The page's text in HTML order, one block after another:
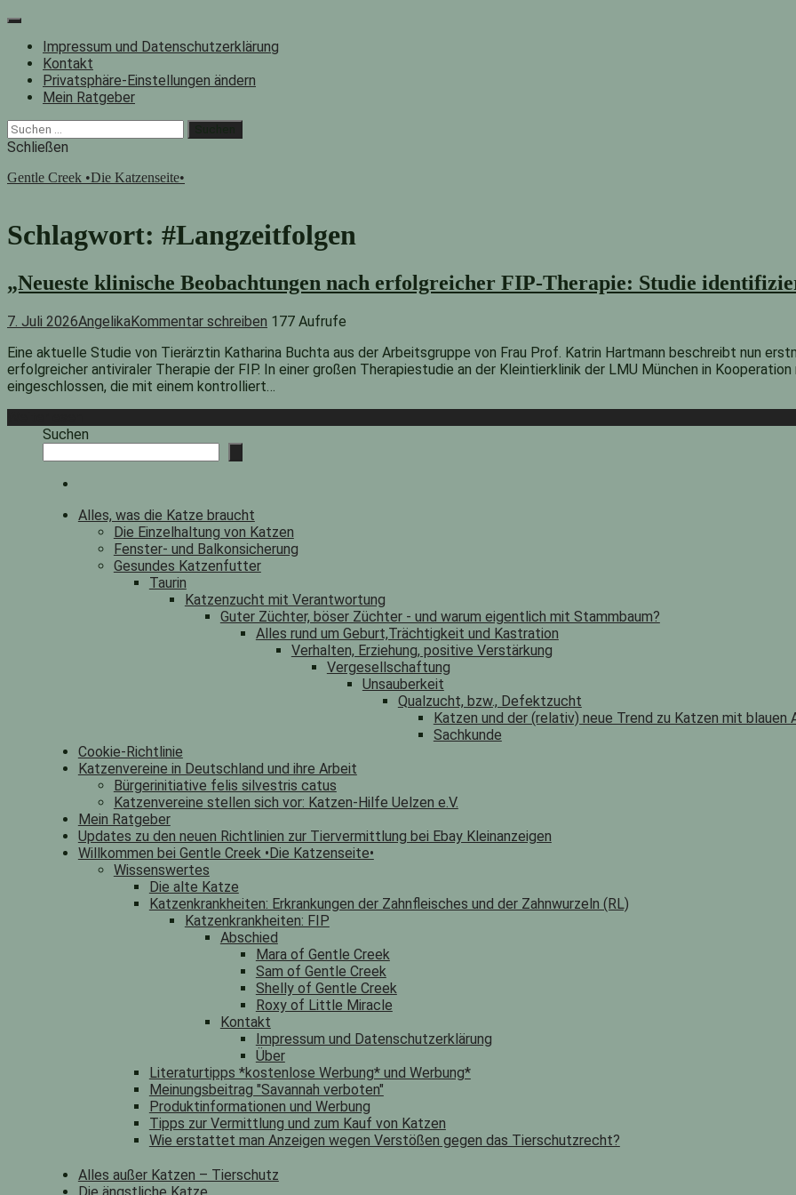
Zum
springenImpressum und Datenschutzerklärung
Kontakt
Privatsphäre-Einstellungen ändern
Mein Ratgeber
Facebook
Instagram
"Suche"-
Button
Suchen
nach:
Schließen
Gentle Creek •Die Katzenseite•
Schlagwort: #Langzeitfolgen
„Neueste klinische Beobachtungen nach erfolgreicher FIP-Therapie: Studie
7. Juli 2026AngelikaKommentar schreiben 177 Aufrufe
Eine aktuelle Studie von Tierärztin Katharina Buchta aus der Arbeitsgruppe von Frau Prof. Katrin Hartmann beschreibt nun
erfolgreicher antiviraler Therapie der FIP. In einer großen Therapiestudie an der Kleintierklinik der LMU München in
eingeschlossen, die mit einem kontrolliert…
Suchen
Alles, was die Katze braucht
Die Einzelhaltung von Katzen
Fenster- und Balkonsicherung
Gesundes Katzenfutter
Taurin
Katzenzucht mit Verantwortung
Guter Züchter, böser Züchter - und warum eigentlich mit Stammbaum?
Alles rund um Geburt,Trächtigkeit und Kastration
Verhalten, Erziehung, positive Verstärkung
Vergesellschaftung
Unsauberkeit
Qualzucht, bzw., Defektzucht
Katzen und der (relativ) neue Trend zu Katzen mit blauen
Sachkunde
Cookie-Richtlinie
Katzenvereine in Deutschland und ihre Arbeit
Bürgerinitiative felis silvestris catus
Katzenvereine stellen sich vor: Katzen-Hilfe Uelzen e.V.
Mein Ratgeber
Updates zu den neuen Richtlinien zur Tiervermittlung bei Ebay Kleinanzeigen
Willkommen bei Gentle Creek •Die Katzenseite•
Wissenswertes
Die alte Katze
Katzenkrankheiten: Erkrankungen der Zahnfleisches und der Zahnwurzeln (RL)
Katzenkrankheiten: FIP
Abschied
Mara of Gentle Creek
Sam of Gentle Creek
Shelly of Gentle Creek
Roxy of Little Miracle
Kontakt
Impressum und Datenschutzerklärung
Über
Literaturtipps *kostenlose Werbung* und Werbung*
Meinungsbeitrag "Savannah verboten"
Produktinformationen und Werbung
Tipps zur Vermittlung und zum Kauf von Katzen
Wie erstattet man Anzeigen wegen Verstößen gegen das Tierschutzrecht?
Alles außer Katzen – Tierschutz
Die ängstliche Katze